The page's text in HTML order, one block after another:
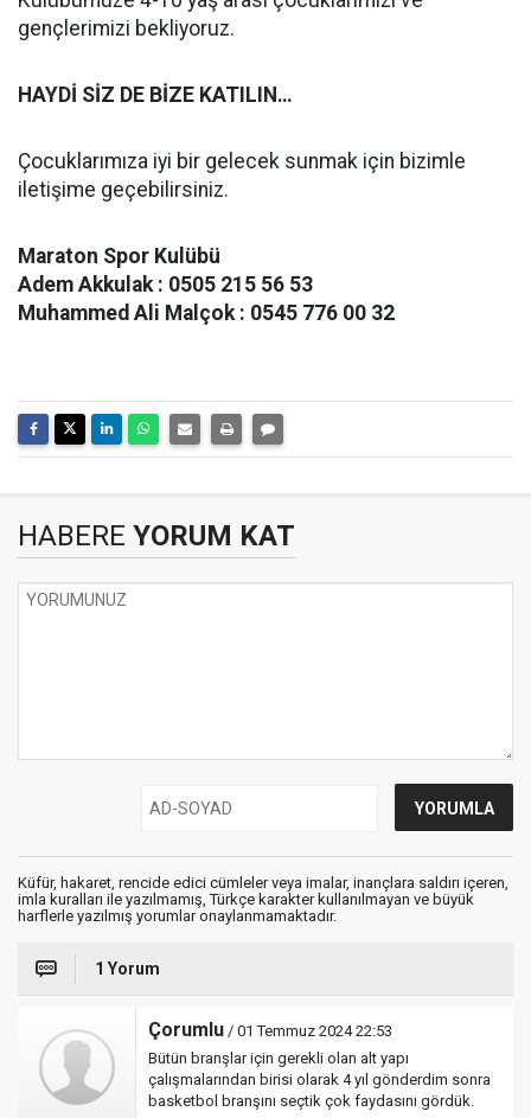
gençlerimizi bekliyoruz.
HAYDİ SİZ DE BİZE KATILIN…
Çocuklarımıza iyi bir gelecek sunmak için bizimle
iletişime geçebilirsiniz.
Maraton Spor Kulübü
Adem Akkulak : 0505 215 56 53
Muhammed Ali Malçok : 0545 776 00 32
HABERE YORUM KAT
Küfür, hakaret, rencide edici cümleler veya imalar, inançlara saldırı içeren,
imla kuralları ile yazılmamış, Türkçe karakter kullanılmayan ve büyük
harflerle yazılmış yorumlar onaylanmamaktadır.
1 Yorum
Çorumlu / 01 Temmuz 2024 22:53
Bütün branşlar için gerekli olan alt yapı
çalışmalarından birisi olarak 4 yıl gönderdim sonra
basketbol branşını seçtik çok faydasını gördük.